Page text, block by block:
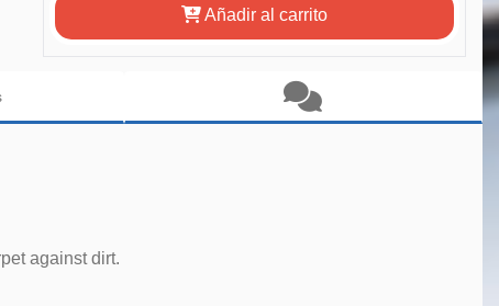
Añadir al carrito
against dirt.